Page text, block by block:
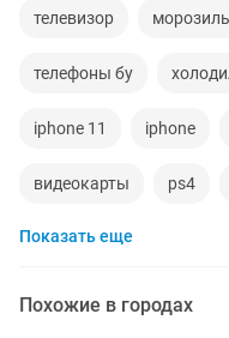
телевизор
телефоны бу
iphone 11 iphone
видеокарты ps4
смартфон
Показать еще
Похожие в городах